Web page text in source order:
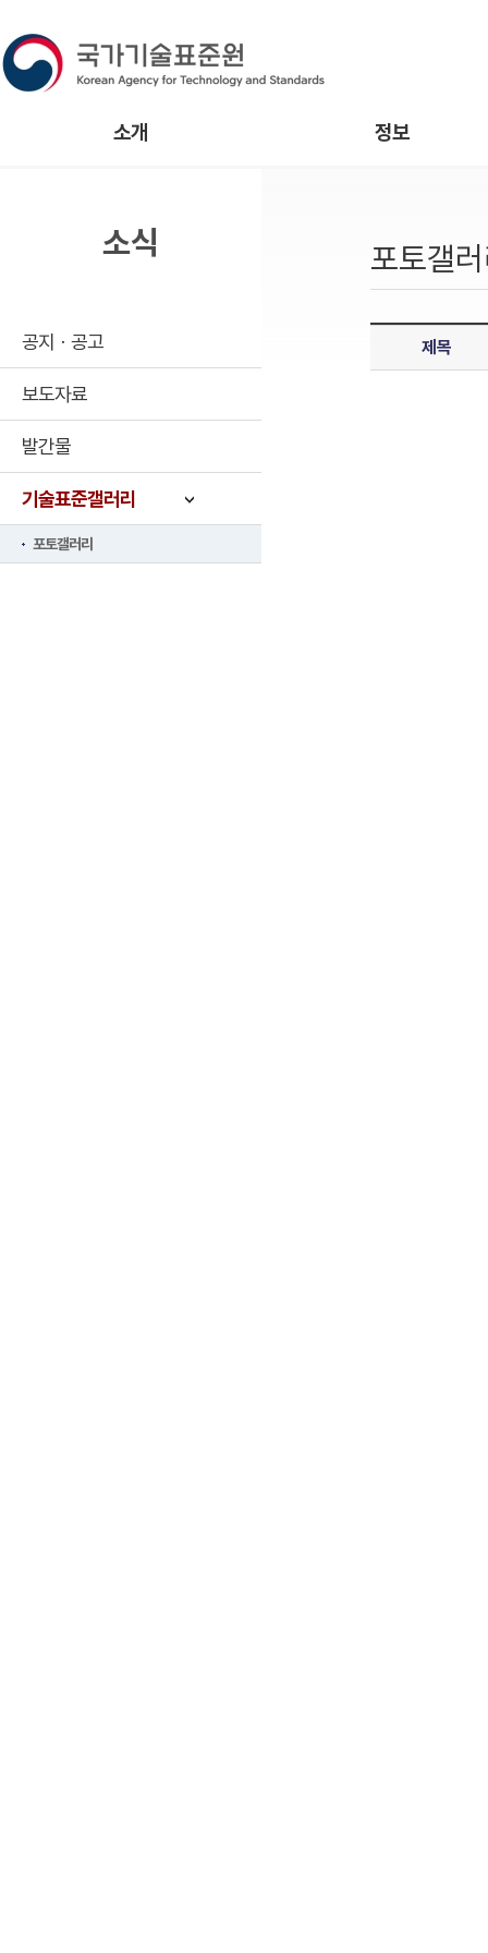
소개 정보
포토갤
제목
소식
공지ㆍ공고
보도자료
발간물
기술표준갤러리
포토갤러리